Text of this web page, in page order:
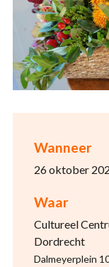
Wanneer
26 oktober
Waar
Cultureel
Dordrecht
Dalmeyerplein